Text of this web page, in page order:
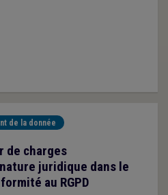
de la donnée
de charges
juridique dans le
au RGPD